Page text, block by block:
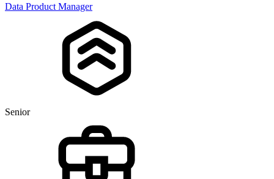
Data Product Manager
Senior